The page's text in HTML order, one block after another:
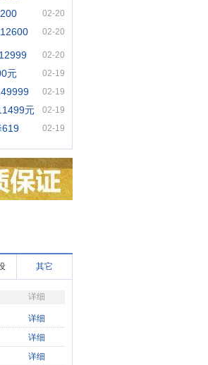
02-20
02-20
02-20
元 02-19
02-19
元 02-19
619 02-19
其它
详细
详细
详细
详细